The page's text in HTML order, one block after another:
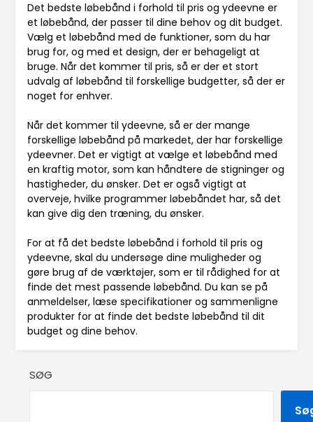
Det bedste løbebånd i forhold til pris og ydeevne er
et løbebånd, der passer til dine behov og dit budget.
Vælg et løbebånd med de funktioner, som du har
brug for, og med et design, der er behageligt at
bruge. Når det kommer til pris, så er der et stort
udvalg af løbebånd til forskellige budgetter, så der er
noget for enhver.
Når det kommer til ydeevne, så er der mange
forskellige løbebånd på markedet, der har forskellige
ydeevner. Det er vigtigt at vælge et løbebånd med
en kraftig motor, som kan håndtere de stigninger og
hastigheder, du ønsker. Det er også vigtigt at
overveje, hvilke programmer løbebåndet har, så det
kan give dig den træning, du ønsker.
For at få det bedste løbebånd i forhold til pris og
ydeevne, skal du undersøge dine muligheder og
gøre brug af de værktøjer, som er til rådighed for at
finde det mest passende løbebånd. Du kan se på
anmeldelser, læse specifikationer og sammenligne
produkter for at finde det bedste løbebånd til dit
budget og dine behov.
SØG